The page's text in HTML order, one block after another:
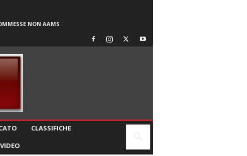
NON AAMS
CLASSIFICHE
VIDEO